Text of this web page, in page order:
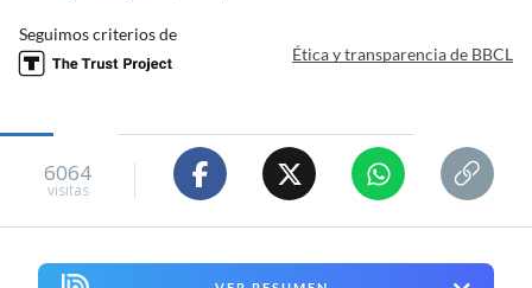
Seguimos criterios de
Ética y transparencia de BBCL
6064
visitas